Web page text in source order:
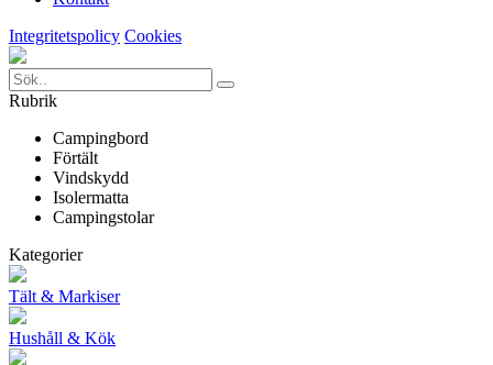
Integritetspolicy Cookies
Rubrik
Campingbord
Förtält
Vindskydd
Isolermatta
Campingstolar
Kategorier
Tält & Markiser
Hushåll & Kök